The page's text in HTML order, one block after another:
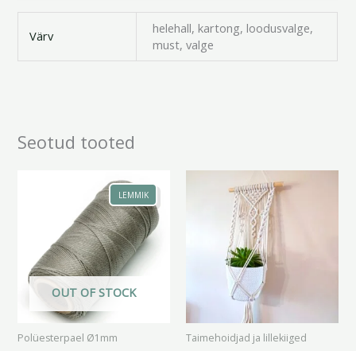
Värv
helehall, kartong, loodusvalge,
must, valge
Seotud tooted
LEMMIK
OUT OF STOCK
Polüesterpael Ø1mm
3.00 €
kuni
5.50 €
Taimehoidjad ja lillekiiged